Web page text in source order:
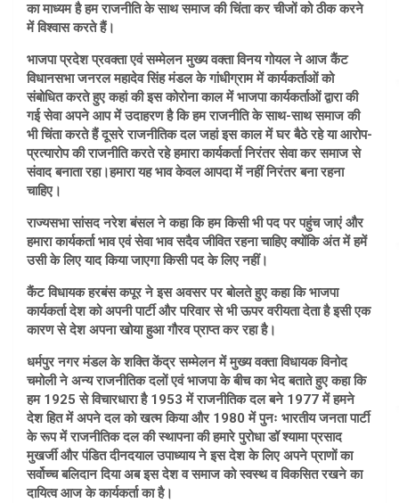
का माध्यम है हम राजनीति के साथ समाज की चिंता कर चीजों को ठीक करने
में विश्वास करते हैं।
भाजपा प्रदेश प्रवक्ता एवं सम्मेलन मुख्य वक्ता विनय गोयल ने आज कैंट
विधानसभा जनरल महादेव सिंह मंडल के गांधीग्राम में कार्यकर्ताओं को
संबोधित करते हुए कहां की इस कोरोना काल में भाजपा कार्यकर्ताओं द्वारा की
गई सेवा अपने आप में उदाहरण है कि हम राजनीति के साथ-साथ समाज की
भी चिंता करते हैं दूसरे राजनीतिक दल जहां इस काल में घर बैठे रहे या आरोप-
प्रत्यारोप की राजनीति करते रहे हमारा कार्यकर्ता निरंतर सेवा कर समाज से
संवाद बनाता रहा।हमारा यह भाव केवल आपदा में नहीं निरंतर बना रहना
चाहिए।
राज्यसभा सांसद नरेश बंसल ने कहा कि हम किसी भी पद पर पहुंच जाएं और
हमारा कार्यकर्ता भाव एवं सेवा भाव सदैव जीवित रहना चाहिए क्योंकि अंत में हमें
उसी के लिए याद किया जाएगा किसी पद के लिए नहीं।
कैंट विधायक हरबंस कपूर ने इस अवसर पर बोलते हुए कहा कि भाजपा
कार्यकर्ता देश को अपनी पार्टी और परिवार से भी ऊपर वरीयता देता है इसी एक
कारण से देश अपना खोया हुआ गौरव प्राप्त कर रहा है।
धर्मपुर नगर मंडल के शक्ति केंद्र सम्मेलन में मुख्य वक्ता विधायक विनोद
चमोली ने अन्य राजनीतिक दलों एवं भाजपा के बीच का भेद बताते हुए कहा कि
हम 1925 से विचारधारा है 1953 में राजनीतिक दल बने 1977 में हमने
देश हित में अपने दल को खत्म किया और 1980 में पुनः भारतीय जनता पार्टी
के रूप में राजनीतिक दल की स्थापना की हमारे पुरोधा डॉ श्यामा प्रसाद
मुखर्जी और पंडित दीनदयाल उपाध्याय ने इस देश के लिए अपने प्राणों का
सर्वोच्च बलिदान दिया अब इस देश व समाज को स्वस्थ व विकसित रखने का
दायित्व आज के कार्यकर्ता का है।